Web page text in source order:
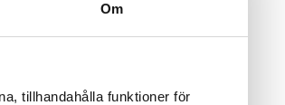
Om
tillhandahålla funktioner för
kommunes ansatte med